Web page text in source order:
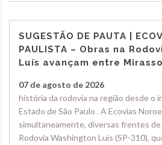
SUGESTÃO DE PAUTA |
PAULISTA – Obras na
Luís avançam entre
07 de agosto de 2026
história da rodovia na região desde o
Estado de São Paulo . A Ecovias
simultaneamente, diversas frentes
Rodovia Washington Luís (SP-310),